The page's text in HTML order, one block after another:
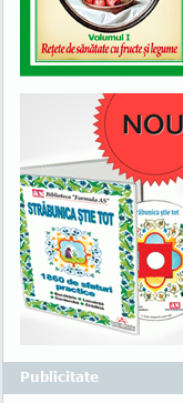
Publicitate